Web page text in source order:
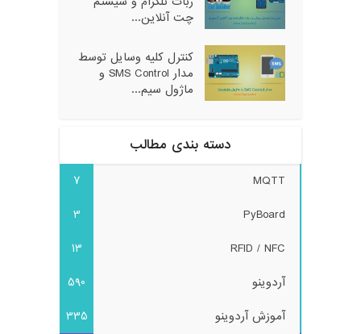
چت آنلاین...
کنترل کلیه وسایل توسط
مدار SMS Control و
ماژول سیم...
دسته بندی مطالب
MQTT
7
PyBoard
3
RFID / NFC
13
آردوینو
590
آموزش آردوینو
335